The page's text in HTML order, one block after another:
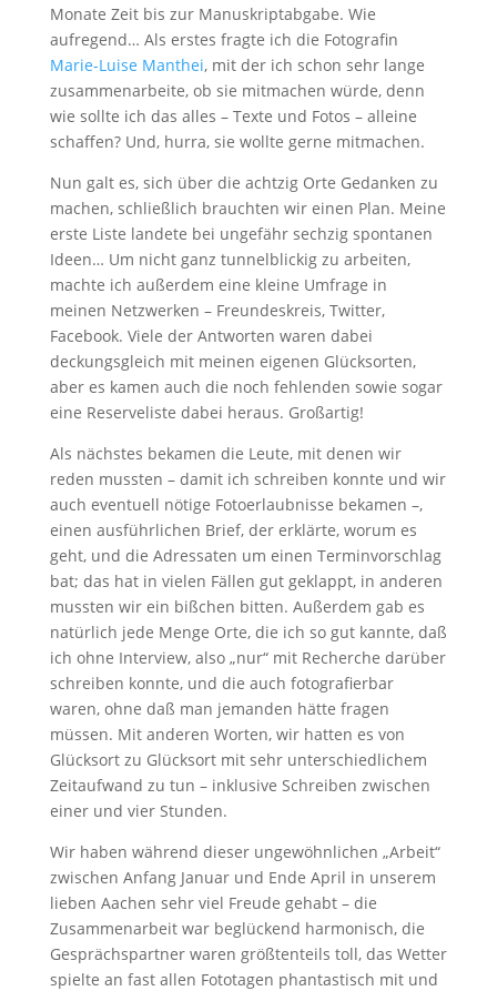
Monate Zeit bis zur Manuskriptabgabe. Wie
aufregend… Als erstes fragte ich die Fotografin
Marie-Luise Manthei, mit der ich schon sehr lange
zusammenarbeite, ob sie mitmachen würde, denn
wie sollte ich das alles – Texte und Fotos – alleine
schaffen? Und, hurra, sie wollte gerne mitmachen.
Nun galt es, sich über die achtzig Orte Gedanken zu
machen, schließlich brauchten wir einen Plan. Meine
erste Liste landete bei ungefähr sechzig spontanen
Ideen… Um nicht ganz tunnelblickig zu arbeiten,
machte ich außerdem eine kleine Umfrage in
meinen Netzwerken – Freundeskreis, Twitter,
Facebook. Viele der Antworten waren dabei
deckungsgleich mit meinen eigenen Glücksorten,
aber es kamen auch die noch fehlenden sowie sogar
eine Reserveliste dabei heraus. Großartig!
Als nächstes bekamen die Leute, mit denen wir
reden mussten – damit ich schreiben konnte und wir
auch eventuell nötige Fotoerlaubnisse bekamen –,
einen ausführlichen Brief, der erklärte, worum es
geht, und die Adressaten um einen Terminvorschlag
bat; das hat in vielen Fällen gut geklappt, in anderen
mussten wir ein bißchen bitten. Außerdem gab es
natürlich jede Menge Orte, die ich so gut kannte, daß
ich ohne Interview, also „nur“ mit Recherche darüber
schreiben konnte, und die auch fotografierbar
waren, ohne daß man jemanden hätte fragen
müssen. Mit anderen Worten, wir hatten es von
Glücksort zu Glücksort mit sehr unterschiedlichem
Zeitaufwand zu tun – inklusive Schreiben zwischen
einer und vier Stunden.
Wir haben während dieser ungewöhnlichen „Arbeit“
zwischen Anfang Januar und Ende April in unserem
lieben Aachen sehr viel Freude gehabt – die
Zusammenarbeit war beglückend harmonisch, die
Gesprächspartner waren größtenteils toll, das Wetter
spielte an fast allen Fototagen phantastisch mit und